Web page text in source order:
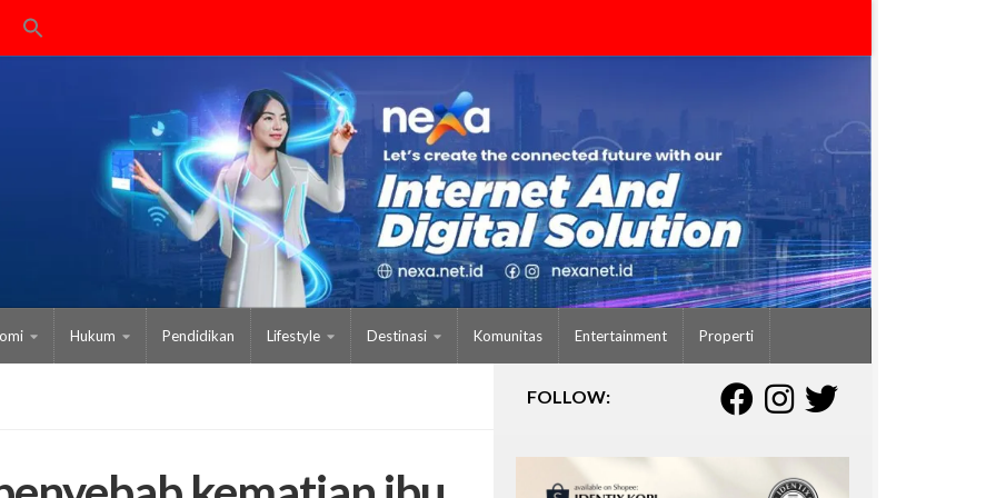
Hukum Pendidikan Lifestyle Destinasi Komunitas Entertainment Properti
FOLLOW: